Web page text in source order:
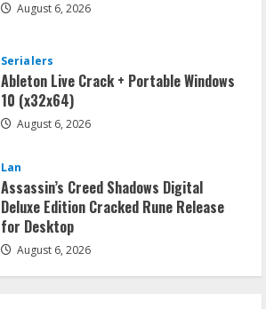
August 6, 2026
Serialers
Ableton Live Crack + Portable Windows
10 (x32x64)
August 6, 2026
Lan
Assassin’s Creed Shadows Digital
Deluxe Edition Cracked Rune Release
for Desktop
August 6, 2026